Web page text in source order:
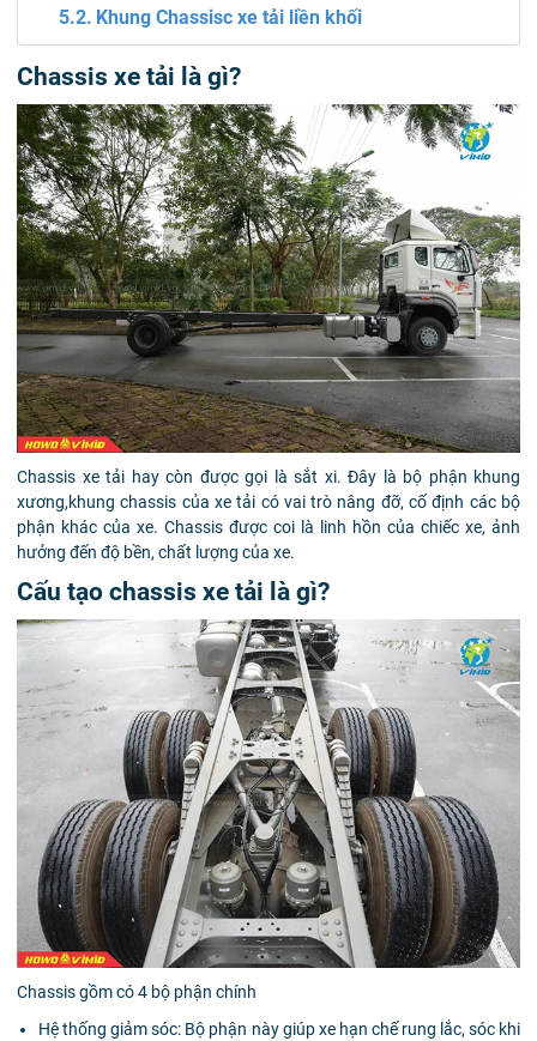
Khung Chassisc xe tải liền khối
Chassis xe tải là gì?
Chassis xe tải hay còn được gọi là sắt xi. Đây là bộ phận khung
xương,khung chassis của xe tải có vai trò nâng đỡ, cố định các bộ
phận khác của xe. Chassis được coi là linh hồn của chiếc xe, ảnh
hưởng đến độ bền, chất lượng của xe.
Cấu tạo chassis xe tải là gì?
Chassis gồm có 4 bộ phận chính
Hệ thống giảm sóc: Bộ phận này giúp xe hạn chế rung lắc, sóc khi